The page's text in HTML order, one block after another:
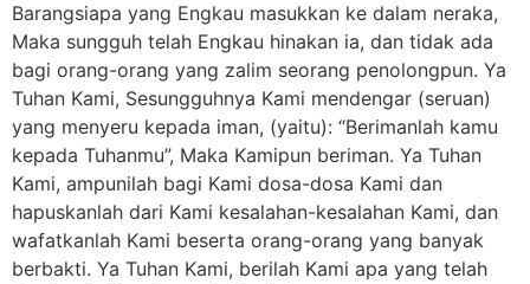
Barangsiapa yang Engkau masukkan ke dalam neraka,
Maka sungguh telah Engkau hinakan ia, dan tidak ada
bagi orang-orang yang zalim seorang penolongpun. Ya
Tuhan Kami, Sesungguhnya Kami mendengar (seruan)
yang menyeru kepada iman, (yaitu): “Berimanlah kamu
kepada Tuhanmu”, Maka Kamipun beriman. Ya Tuhan
Kami, ampunilah bagi Kami dosa-dosa Kami dan
hapuskanlah dari Kami kesalahan-kesalahan Kami, dan
wafatkanlah Kami beserta orang-orang yang banyak
berbakti. Ya Tuhan Kami, berilah Kami apa yang telah